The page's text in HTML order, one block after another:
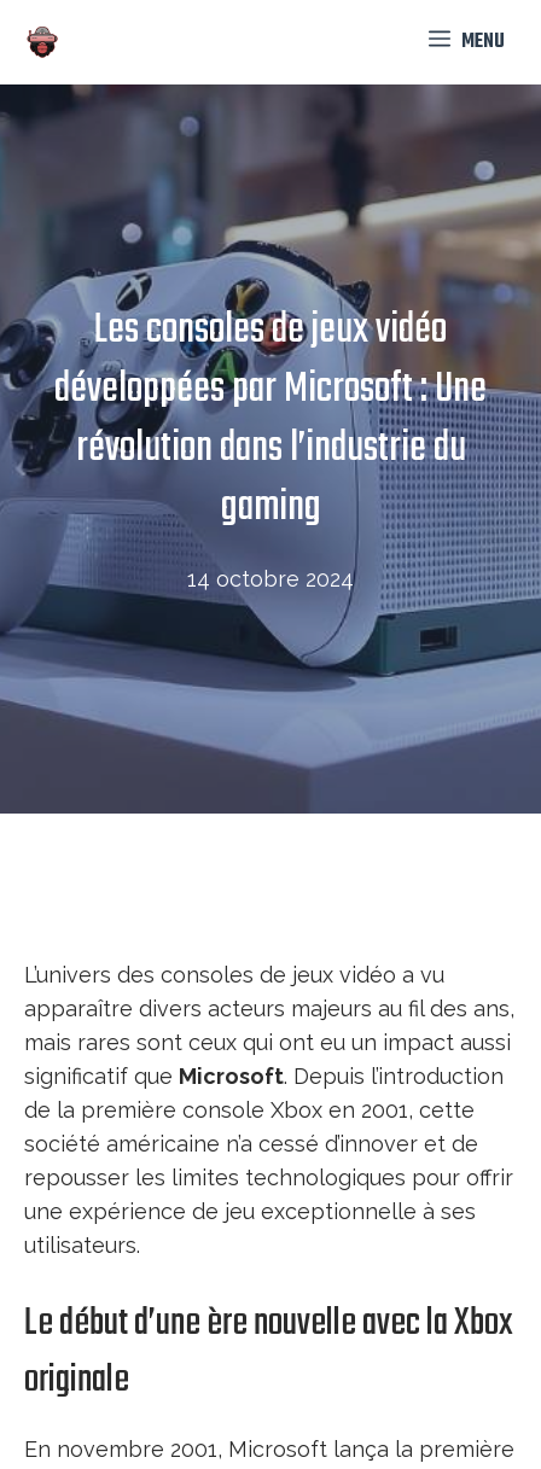
contenu
MENU
Les consoles de jeux vidéo
développées par Microsoft : Une
révolution dans l’industrie du
gaming
14 octobre 2024
L’univers des consoles de jeux vidéo a vu
apparaître divers acteurs majeurs au fil des ans,
mais rares sont ceux qui ont eu un impact aussi
significatif que Microsoft. Depuis l’introduction
de la première console Xbox en 2001, cette
société américaine n’a cessé d’innover et de
repousser les limites technologiques pour offrir
une expérience de jeu exceptionnelle à ses
utilisateurs.
Le début d’une ère nouvelle avec la Xbox
originale
En novembre 2001, Microsoft lança la première